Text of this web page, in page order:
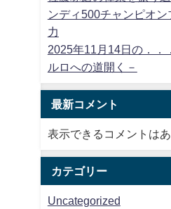
ンディ500チャンピオ
力
2025年11月14日の．
ルロへの道開く－
最新コメント
表示できるコメントはあ
カテゴリー
Uncategorized